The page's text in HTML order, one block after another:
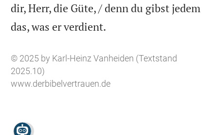
dir, Herr, die Güte, / denn du gibst jedem
das, was er verdient.
© 2025 by Karl-Heinz Vanheiden (Textstand
2025.10)
www.derbibelvertrauen.de